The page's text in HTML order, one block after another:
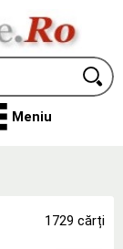
Meniu
1729 cărți